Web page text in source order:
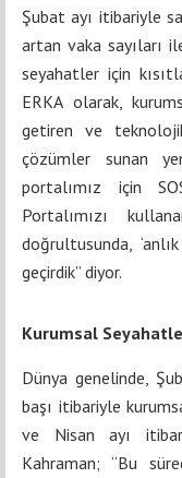
Şubat ayı itibariyle
artan vaka sayıları
seyahatler için
ERKA olarak,
getiren ve
çözümler sunan
portalımız için
Portalımızı
doğrultusunda,
geçirdik” diyor.
Kurumsal
Dünya genelinde,
başı itibariyle
ve Nisan ayı
Kahraman; “Bu